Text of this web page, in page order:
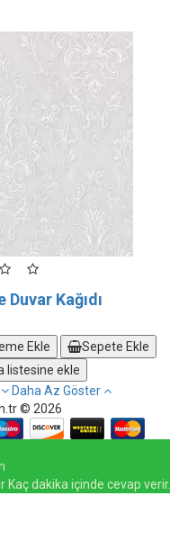
Kağıdı
Ekle
Sepete Ekle
listesine ekle
Daha Az Göster
© 2026
Kaç dakika içinde cevap verir.